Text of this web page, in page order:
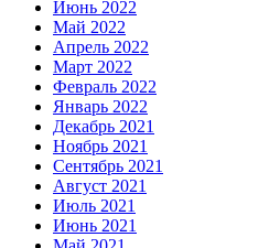
Июнь 2022
Май 2022
Апрель 2022
Март 2022
Февраль 2022
Январь 2022
Декабрь 2021
Ноябрь 2021
Сентябрь 2021
Август 2021
Июль 2021
Июнь 2021